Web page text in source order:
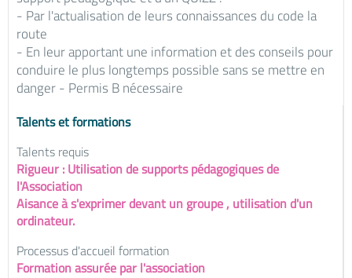
- Par l'actualisation de leurs connaissances du code la
route
- En leur apportant une information et des conseils pour
conduire le plus longtemps possible sans se mettre en
danger - Permis B nécessaire
Talents et formations
Talents requis
Rigueur : Utilisation de supports pédagogiques de
l'Association
Aisance à s'exprimer devant un groupe , utilisation d'un
ordinateur.
Processus d'accueil formation
Formation assurée par l'association